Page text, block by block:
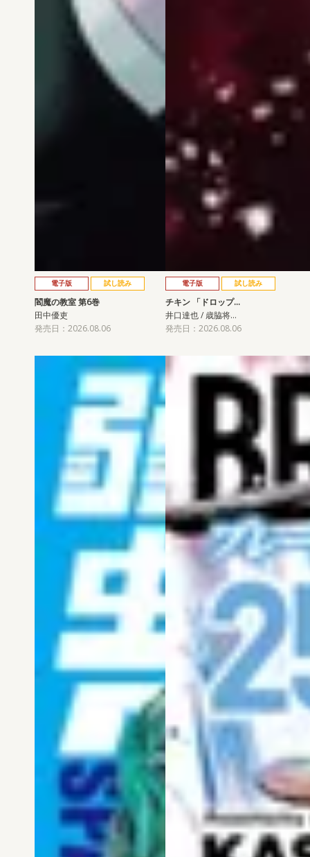
電子版 試し読み
閻魔の教室 第6巻
田中優吏
発売日：2026.08.06
電子版 試し読み
チキン 「ドロップ…
井口達也 / 歳脇将…
発売日：2026.08.06